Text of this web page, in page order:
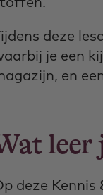
deze
je een
en
leer
deze